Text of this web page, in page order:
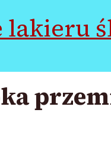
lakieru